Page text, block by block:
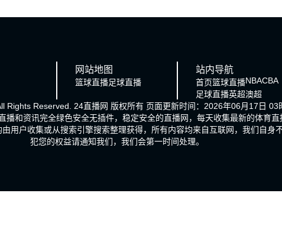
网站地图
篮球直播足球直播
站内导航
首页篮球直播NBACBA
足球直播英超澳超
Rights Reserved. 24直播网 版权所有 页面更新时间：2026年06月17日 03
播和资讯完全绿色安全无插件，稳定安全的直播网，每天收集最新的体育
用户收集或从搜索引擎搜索整理获得，所有内容均来自互联网，我们自身
犯您的权益请通知我们，我们会第一时间处理。